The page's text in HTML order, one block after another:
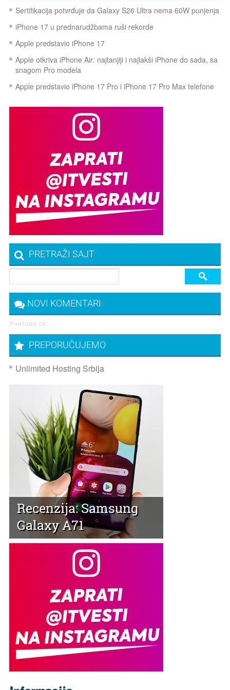
Sertifikacija potvrđuje da Galaxy S26 Ultra nema 60W punjenja
iPhone 17 u prednarudžbama ruši rekorde
Apple predstavio iPhone 17
Apple otkriva iPhone Air: najtanjiji i najlakši iPhone do sada, sa
snagom Pro modela
Apple predstavio iPhone 17 Pro i iPhone 17 Pro Max telefone
PRETRAŽI SAJT
NOVI KOMENTARI
Учитава се...
PREPORUČUJEMO
Unlimited Hosting Srbija
Recenzija: Samsung
Galaxy A71